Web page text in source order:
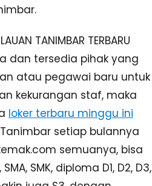
TANIMBAR TERBARU
dan tersedia pihak yang
atau pegawai baru untuk
kekurangan staf, maka
loker terbaru minggu ini
setiap bulannya
semuanya, bisa
SMK, diploma D1, D2, D3,